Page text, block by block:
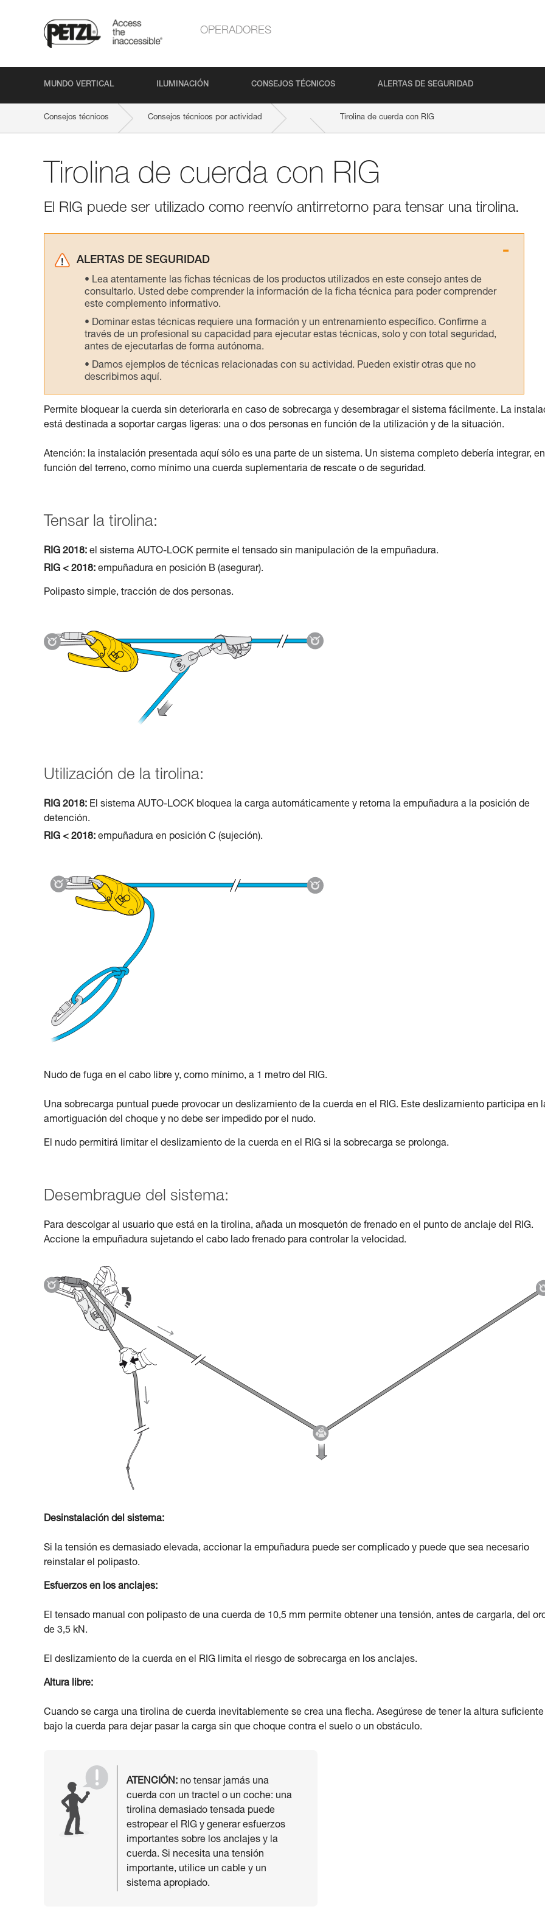
OPERADORES
MUNDO VERTICAL ILUMINACIÓN CONSEJOS TÉCNICOS ALERTAS DE SEGURIDAD
Consejos técnicos Consejos técnicos por actividad Tirolina de cuerda con RIG
Tirolina de cuerda con RIG
El RIG puede ser utilizado como reenvío antirretorno para tensar una tirolina.
ALERTAS DE SEGURIDAD
Lea atentamente las fichas técnicas de los productos utilizados en este consejo antes de
consultarlo. Usted debe comprender la información de la ficha técnica para poder comprender
este complemento informativo.
Dominar estas técnicas requiere una formación y un entrenamiento específico. Confirme a
través de un profesional su capacidad para ejecutar estas técnicas, solo y con total seguridad,
antes de ejecutarlas de forma autónoma.
Damos ejemplos de técnicas relacionadas con su actividad. Pueden existir otras que no
describimos aquí.
Permite bloquear la cuerda sin deteriorarla en caso de sobrecarga y desembragar el sistema fácilmente. La
está destinada a soportar cargas ligeras: una o dos personas en función de la utilización y de la situación.
Atención: la instalación presentada aquí sólo es una parte de un sistema. Un sistema completo debería integrar, en
función del terreno, como mínimo una cuerda suplementaria de rescate o de seguridad.
Tensar la tirolina:
RIG 2018: el sistema AUTO-LOCK permite el tensado sin manipulación de la empuñadura.
RIG < 2018: empuñadura en posición B (asegurar).
Polipasto simple, tracción de dos personas.
Utilización de la tirolina:
RIG 2018: El sistema AUTO-LOCK bloquea la carga automáticamente y retorna la empuñadura a la posición de
detención.
RIG < 2018: empuñadura en posición C (sujeción).
Nudo de fuga en el cabo libre y, como mínimo, a 1 metro del RIG.
Una sobrecarga puntual puede provocar un deslizamiento de la cuerda en el RIG. Este deslizamiento participa en
amortiguación del choque y no debe ser impedido por el nudo.
El nudo permitirá limitar el deslizamiento de la cuerda en el RIG si la sobrecarga se prolonga.
Desembrague del sistema:
Para descolgar al usuario que está en la tirolina, añada un mosquetón de frenado en el punto de anclaje del RIG.
Accione la empuñadura sujetando el cabo lado frenado para controlar la velocidad.
Desinstalación del sistema:
Si la tensión es demasiado elevada, accionar la empuñadura puede ser complicado y puede que sea necesario
reinstalar el polipasto.
Esfuerzos en los anclajes:
El tensado manual con polipasto de una cuerda de 10,5 mm permite obtener una tensión, antes de cargarla, del
de 3,5 kN.
El deslizamiento de la cuerda en el RIG limita el riesgo de sobrecarga en los anclajes.
Altura libre:
Cuando se carga una tirolina de cuerda inevitablemente se crea una flecha. Asegúrese de tener la altura suficiente
bajo la cuerda para dejar pasar la carga sin que choque contra el suelo o un obstáculo.
ATENCIÓN: no tensar jamás una
cuerda con un tractel o un coche: una
tirolina demasiado tensada puede
estropear el RIG y generar esfuerzos
importantes sobre los anclajes y la
cuerda. Si necesita una tensión
importante, utilice un cable y un
sistema apropiado.